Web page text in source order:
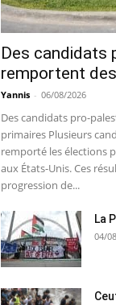
Des candidats
remportent
Yannis - 06/08/2026
Des candidats pro-
primaires Plusieurs
remporté les élections
aux États-Unis. Ces
progression de...
La
04/